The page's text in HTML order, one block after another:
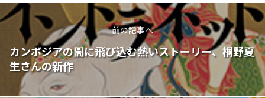
前の記事へ
カンボジアの闇に飛び込む熱いストーリー、桐野夏
生さんの新作